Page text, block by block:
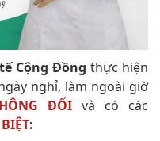
Cộng Đồng thực hiện
nghỉ, làm ngoài giờ
ĐỔI và có các
: